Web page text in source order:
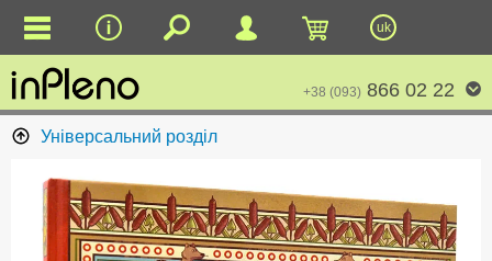
uk
+38 (093) 866 02 22
Універсальний розділ